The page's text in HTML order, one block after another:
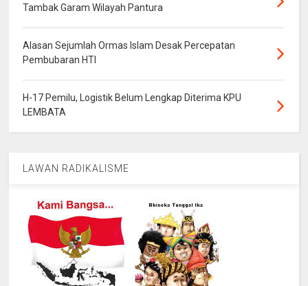
Tambak Garam Wilayah Pantura
Alasan Sejumlah Ormas Islam Desak Percepatan
Pembubaran HTI
H-17 Pemilu, Logistik Belum Lengkap Diterima KPU
LEMBATA
LAWAN RADIKALISME